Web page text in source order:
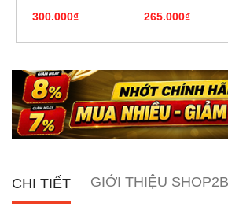
300.000₫ 265.000₫
CHI TIẾT GIỚI THIỆU